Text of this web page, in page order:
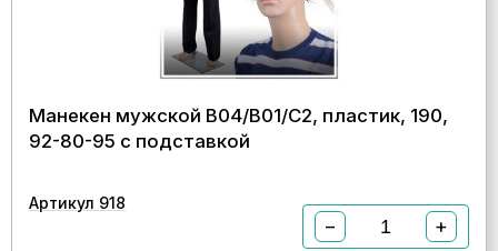
Манекен мужской B04/B01/C2, пластик, 190,
92-80-95 с подставкой
Артикул 918
− +